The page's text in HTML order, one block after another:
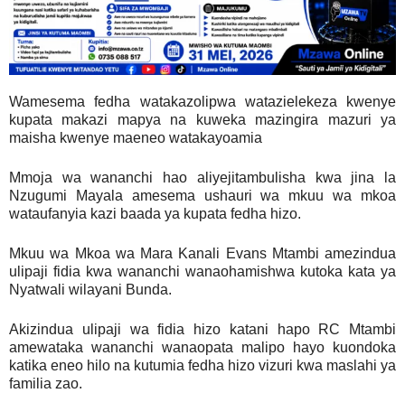
Wamesema fedha watakazolipwa watazielekeza kwenye
kupata makazi mapya na kuweka mazingira mazuri ya
maisha kwenye maeneo watakayoamia
Mmoja wa wananchi hao aliyejitambulisha kwa jina la
Nzugumi Mayala amesema ushauri wa mkuu wa mkoa
wataufanyia kazi baada ya kupata fedha hizo.
Mkuu wa Mkoa wa Mara Kanali Evans Mtambi amezindua
ulipaji fidia kwa wananchi wanaohamishwa kutoka kata ya
Nyatwali wilayani Bunda.
Akizindua ulipaji wa fidia hizo katani hapo RC Mtambi
amewataka wananchi wanaopata malipo hayo kuondoka
katika eneo hilo na kutumia fedha hizo vizuri kwa maslahi ya
familia zao.